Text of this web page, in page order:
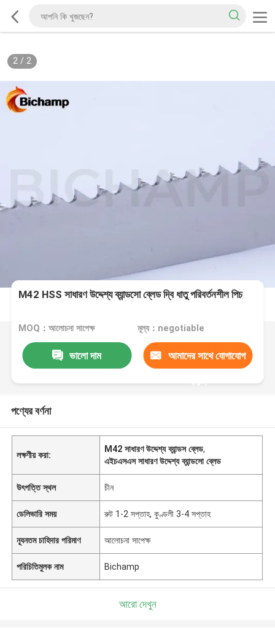
2/ 2
M42 HSS সাধারণ উদ্দেশ্য ব্যান্ডসো ব্লেড দ্বি ধাতু পরিবর্তনশীল পিচ
MOQ：আলোচনা সাপেক্ষ মূল্য：negotiable
ভালো দাম আমাদের সাথে যোগাযোগ
করুন
পণ্যের বর্ণনা
লক্ষণীয় করা:
M42 সাধারণ উদ্দেশ্য ব্যান্ডস ব্লেড,
এইচএসএস সাধারণ উদ্দেশ্য ব্যান্ডসো ব্লেড
উৎপত্তি স্থল চীন
ডেলিভারি সময় রুট 1-2 সপ্তাহ, কুণ্ডলী 3-4 সপ্তাহ
ন্যূনতম চাহিদার পরিমাণ আলোচনা সাপেক্ষ
পরিচিতিমুলক নাম Bichamp
আরো দেখুন